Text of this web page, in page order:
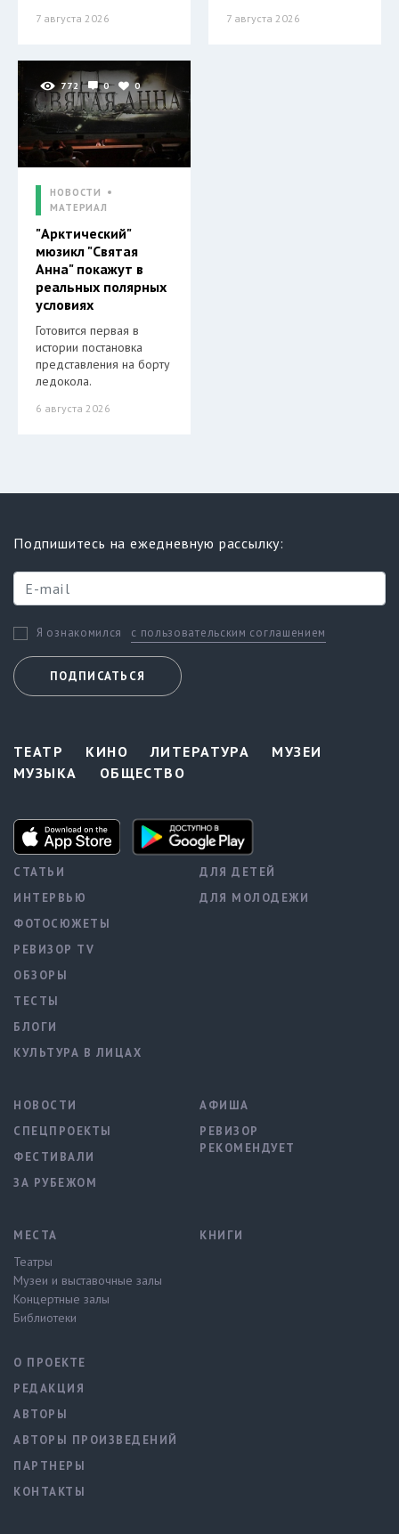
7 августа 2026 7 августа 2026
772 0 0
НОВОСТИ
МАТЕРИАЛ
"Арктический"
мюзикл "Святая
Анна" покажут в
реальных полярных
условиях
Готовится первая в
истории постановка
представления на борту
ледокола.
6 августа 2026
Подпишитесь на ежедневную рассылку:
Я ознакомился с пользовательским соглашением
ПОДПИСАТЬСЯ
ТЕАТР КИНО ЛИТЕРАТУРА
МУЗЕИ
МУЗЫКА
ОБЩЕСТВО
СТАТЬИ
ИНТЕРВЬЮ
ФОТОСЮЖЕТЫ
РЕВИЗОР TV
ОБЗОРЫ
ТЕСТЫ
БЛОГИ
КУЛЬТУРА В ЛИЦАХ
ДЛЯ ДЕТЕЙ
ДЛЯ МОЛОДЕЖИ
НОВОСТИ
СПЕЦПРОЕКТЫ
ФЕСТИВАЛИ
ЗА РУБЕЖОМ
АФИША
РЕВИЗОР
РЕКОМЕНДУЕТ
МЕСТА
Театры
Музеи и выставочные залы
Концертные залы
Библиотеки
КНИГИ
О ПРОЕКТЕ
РЕДАКЦИЯ
АВТОРЫ
АВТОРЫ ПРОИЗВЕДЕНИЙ
ПАРТНЕРЫ
КОНТАКТЫ